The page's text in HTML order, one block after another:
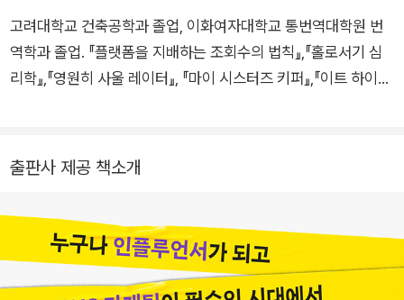
하여 이러한 변화가 시장과 소비자 행동에 미치는 영향을 대중들
에게 소개하고 있으며, 비즈니스 업계에서 가장 미래지향적인 인
물로 인정받고 있다. 미국 남성 포털 사이트 에스크맨닷컴Askm
할 20인에 이름을 올렸으며, <뉴욕 타임스> 선정 베스트셀러 작
강연가 중 한 명이다. 게리는 SNS를 통해 매일 자신의 일상을 기
록하고 공유하고 있으며, 현재 4,500만 명이 넘는 팔로워를 보유
하고 있다. 지은 책으로는 『12 1/2 부와 성공을 부르는 12가지 원
고려대학교 건축공학과 졸업, 이화여자대학교 통번역대학원 번
역학과 졸업. 『플랫폼을 지배하는 조회수의 법칙』,『홀로서기 심
리학』,『영원히 사울 레이터』, 『마이 시스터즈 키퍼』,『이트 하이딩
출판사 제공 책소개